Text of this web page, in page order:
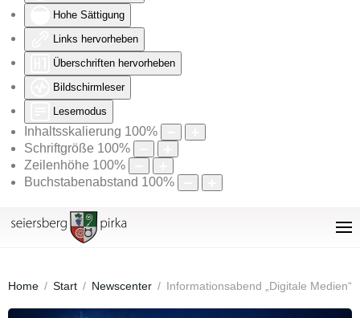
Hohe Sättigung
Links hervorheben
Überschriften hervorheben
Bildschirmleser
Lesemodus
Inhaltsskalierung 100%
Schriftgröße 100%
Zeilenhöhe 100%
Buchstabenabstand 100%
Home Start Newscenter Informationsabend „Digitale Medien“